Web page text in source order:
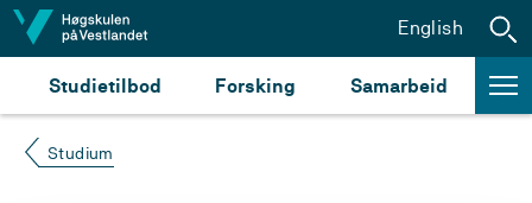
Hopp til innhald
Studietilbod Forsking Samarbeid
English
Studium